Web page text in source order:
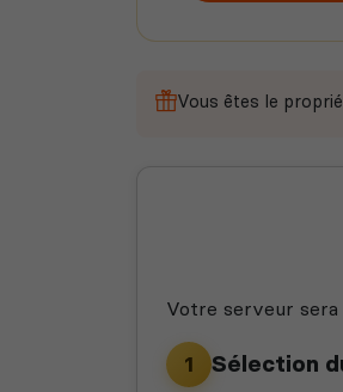
Vous êtes le
Votre serveur
1 Sélection